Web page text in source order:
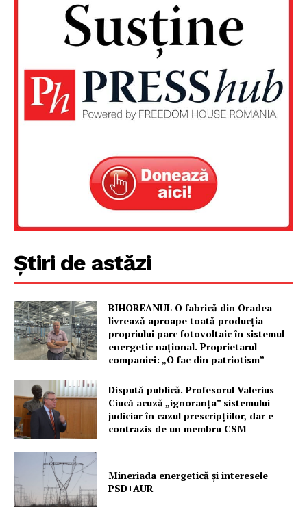
Știri de astăzi
BIHOREANUL O fabrică din Oradea
livrează aproape toată producția
propriului parc fotovoltaic în sistemul
energetic național. Proprietarul
companiei: „O fac din patriotism”
Dispută publică. Profesorul Valerius
Ciucă acuză „ignoranța” sistemului
judiciar în cazul prescripțiilor, dar e
contrazis de un membru CSM
Mineriada energetică și interesele
PSD+AUR